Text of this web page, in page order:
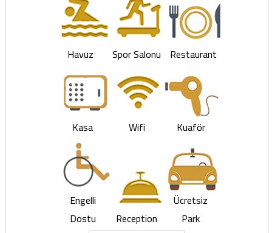
Havuz Spor Salonu Restaurant
Kasa Wifi Kuaför
Engelli
Dostu
Reception
Ücretsiz
Park